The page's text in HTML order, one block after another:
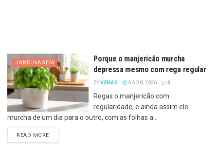
JARDINAGEM
Porque o manjericão murcha
depressa mesmo com rega regular
BYVXMAG AGO 8, 2026 0
Regas o manjericão com
regularidade, e ainda assim ele
murcha de um dia para o outro, com as folhas a...
READ MOREDETAILS